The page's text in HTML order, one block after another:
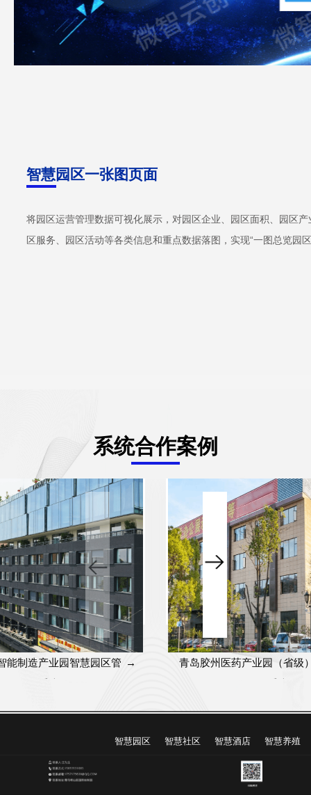
智慧园区一张图页面
将园区运营管理数据可视化展示，对园区企业、园区面积、园区
区服务、园区活动等各类信息和重点数据落图，实现“一图总览园
系统合作案例
能制造产业园智慧园区管
→
青岛胶州医药产业园（省级
智慧园区 智慧社区 智慧酒店 智慧养殖